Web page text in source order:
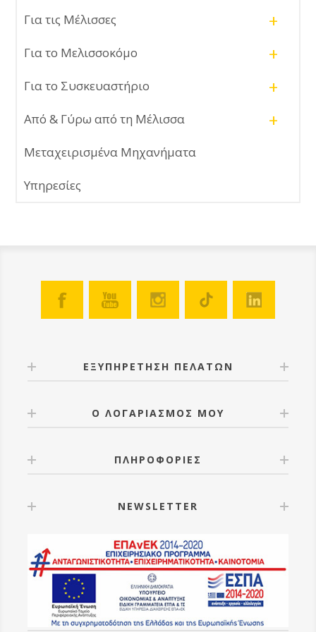
Για τις Μέλισσες +
Για το Μελισσοκόμο +
Για το Συσκευαστήριο +
Από & Γύρω από τη Μέλισσα +
Μεταχειρισμένα Μηχανήματα
Υπηρεσίες
ΕΞΥΠΗΡΕΤΗΣΗ ΠΕΛΑΤΩΝ
Ο ΛΟΓΑΡΙΑΣΜΟΣ ΜΟΥ
ΠΛΗΡΟΦΟΡΙΕΣ
NEWSLETTER